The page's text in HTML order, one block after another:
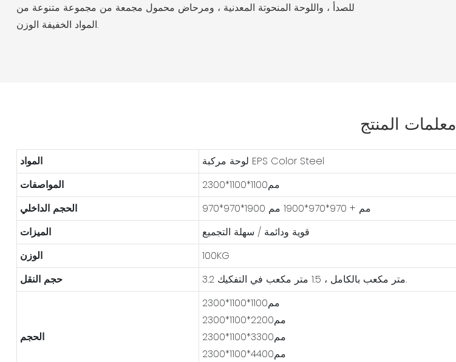
للصدأ ، واللوحة المنحوتة المعدنية ، ومرحاض محمول مجمعة من مجموعة متنوعة من
المواد الخفيفة الوزن.
معلمات المنتج
المواد
لوحة مركبة EPS Color Steel
المواصفات
مم1100*1100*2300
الحجم الداخلي
970*970*1900 مم + 970*970*1900 مم
الميزات
قوية ودائمة / سهلة التجميع
الوزن
100KG
حجم النقل
3.2 متر مكعب بالكامل ، 1.5 متر مكعب في التفكيك.
الحجم
مم1100*1100*2300
مم2200*1100*2300
مم3300*1100*2300
مم4400*1100*2300